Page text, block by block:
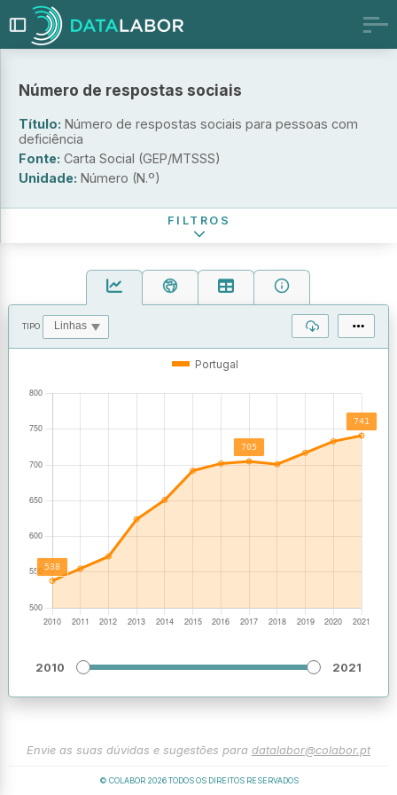
TIPO
Portugal
2010 2021
Envie as suas dúvidas e sugestões para datalabor@colabor.pt
© COLABOR 2026TODOS OS DIREITOS RESERVADOS
Número de respostas sociais
Título: Número de respostas sociais para pessoas com
deficiência
Fonte: Carta Social (GEP/MTSSS)
Unidade: Número (N.º)
Tipologia da Resposta
Natureza Jurídica
FILTROS